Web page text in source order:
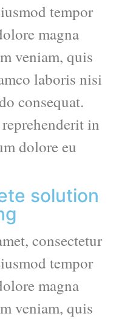
tempor
magna
veniam, quis
laboris nisi
consequat.
in
dolore eu
solution
consectetur
tempor
magna
veniam, quis